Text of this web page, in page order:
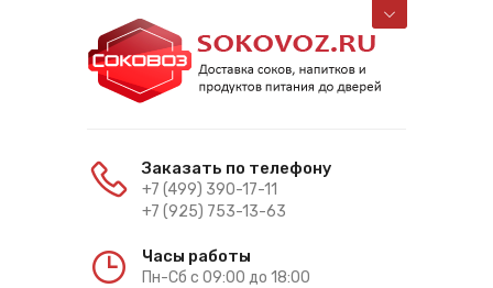
Заказать по телефону
+7 (499) 390-17-11
+7 (925) 753-13-63
Часы работы
Пн-Cб с 09:00 до 18:00